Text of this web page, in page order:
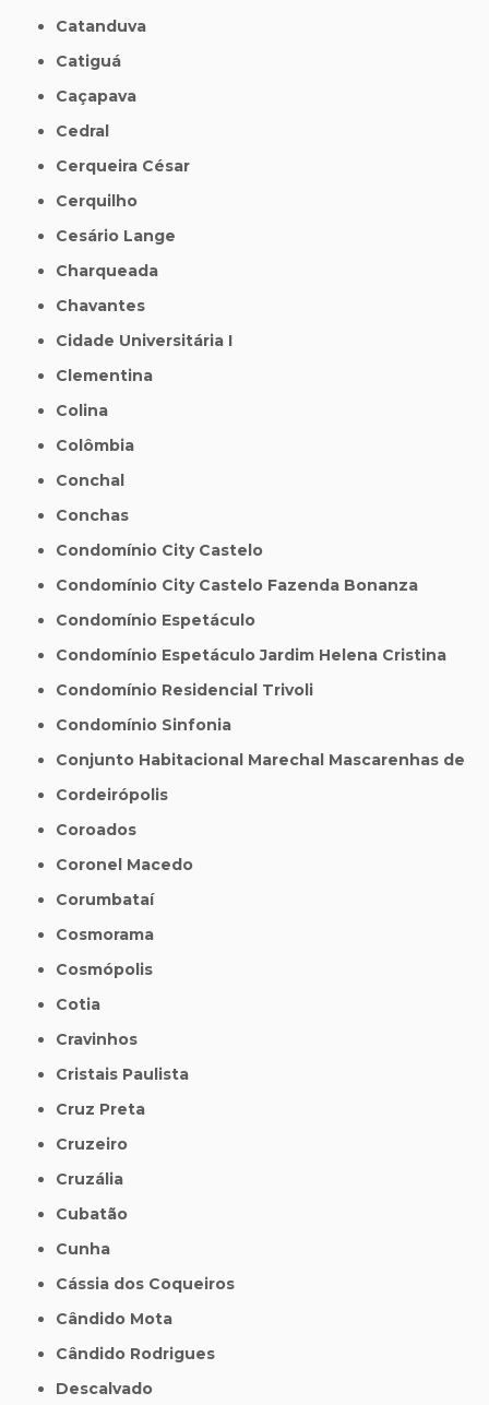
Catanduva
Catiguá
Caçapava
Cedral
Cerqueira César
Cerquilho
Cesário Lange
Charqueada
Chavantes
Cidade Universitária I
Clementina
Colina
Colômbia
Conchal
Conchas
Condomínio City Castelo
Condomínio City Castelo Fazenda Bonanza
Condomínio Espetáculo
Condomínio Espetáculo Jardim Helena Cristina
Condomínio Residencial Trivoli
Condomínio Sinfonia
Conjunto Habitacional Marechal Mascarenhas de
Cordeirópolis
Coroados
Coronel Macedo
Corumbataí
Cosmorama
Cosmópolis
Cotia
Cravinhos
Cristais Paulista
Cruz Preta
Cruzeiro
Cruzália
Cubatão
Cunha
Cássia dos Coqueiros
Cândido Mota
Cândido Rodrigues
Descalvado